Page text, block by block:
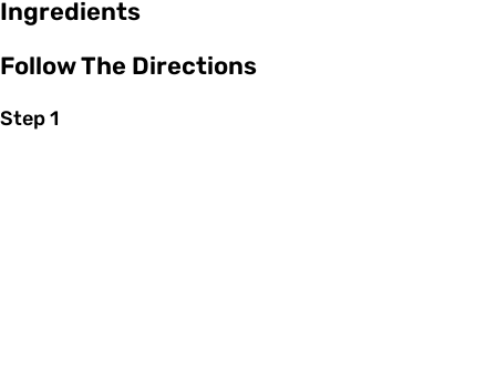
Ingredients
Follow The Directions
Step 1